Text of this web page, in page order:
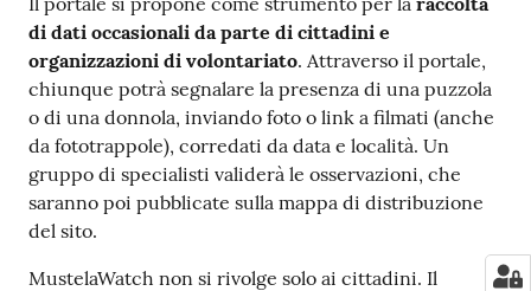
Seguici
su
di dati occasionali da parte di cittadini e
organizzazioni di volontariato. Attraverso il portale,
chiunque potrà segnalare la presenza di una puzzola
o di una donnola, inviando foto o link a filmati (anche
da fototrappole), corredati da data e località. Un
gruppo di specialisti validerà le osservazioni, che
saranno poi pubblicate sulla mappa di distribuzione
del sito.
MustelaWatch non si rivolge solo ai cittadini. Il